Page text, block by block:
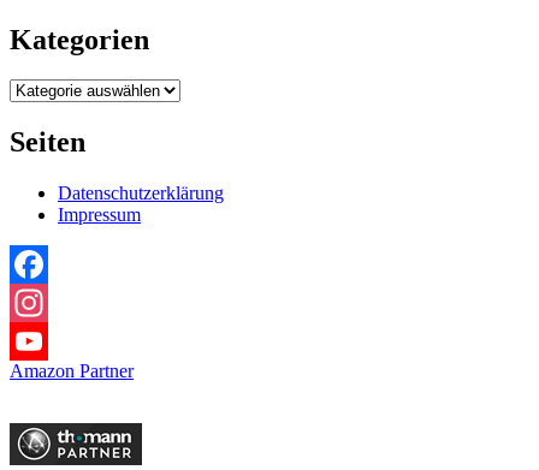
Kategorien
Kategorien
Seiten
Datenschutzerklärung
Impressum
Facebook
Instagram
YouTube
Amazon Partner